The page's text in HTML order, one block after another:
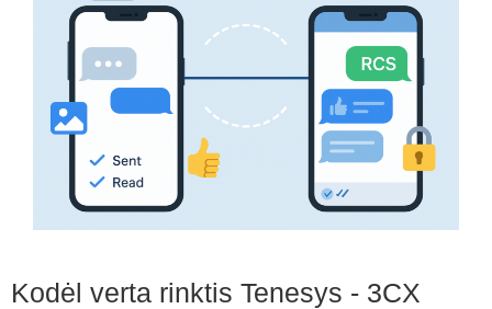
Kodėl verta rinktis Tenesys - 3CX